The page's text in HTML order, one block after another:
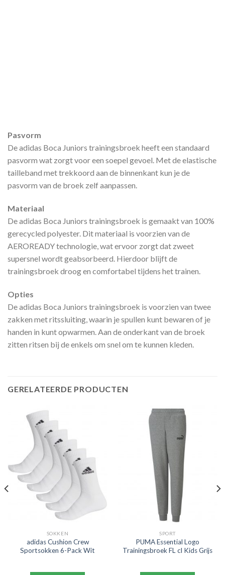
Pasvorm
De adidas Boca Juniors trainingsbroek heeft een standaard
pasvorm wat zorgt voor een soepel gevoel. Met de elastische
tailleband met trekkoord aan de binnenkant kun je de
pasvorm van de broek zelf aanpassen.
Materiaal
De adidas Boca Juniors trainingsbroek is gemaakt van 100%
gerecycled polyester. Dit materiaal is voorzien van de
AEROREADY technologie, wat ervoor zorgt dat zweet
supersnel wordt geabsorbeerd. Hierdoor blijft de
trainingsbroek droog en comfortabel tijdens het trainen.
Opties
De adidas Boca Juniors trainingsbroek is voorzien van twee
zakken met ritssluiting, waarin je spullen kunt bewaren of je
handen in kunt opwarmen. Aan de onderkant van de broek
zitten ritsen bij de enkels om snel om te kunnen kleden.
GERELATEERDE PRODUCTEN
SOKKEN
adidas Cushion Crew
Sportsokken 6-Pack Wit
SPORT
PUMA Essential Logo
Trainingsbroek FL cl Kids Grijs